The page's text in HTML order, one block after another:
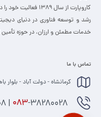
کاروپارت از سال
خدمات مطمئن و ارزان، ­در حوزه تأمین
تماس با ما
کرمانشاه - دولت آباد -
-38280028 | 09330011808